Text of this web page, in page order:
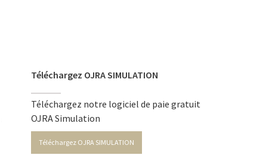
Téléchargez OJRA SIMULATION
Téléchargez notre logiciel de paie gratuit
OJRA Simulation
Téléchargez OJRA SIMULATION